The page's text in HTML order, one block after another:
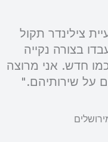
צילינדר תקול
בצורה נקייה
חדש. אני מרוצה
על שירותיהם."